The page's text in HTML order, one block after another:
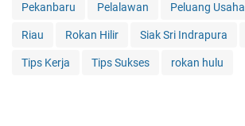
Pekanbaru Pelalawan Peluang Usaha
Riau Rokan Hilir Siak Sri Indrapura
Tips Kerja Tips Sukses rokan hulu